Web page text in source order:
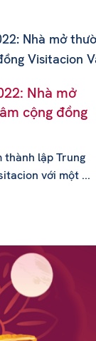
Nhà mở
cộng đồng
thành lập Trung
với một ...